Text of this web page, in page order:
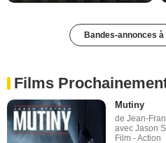
Bandes-annonces
Films
Mutiny
de Jean-
avec Jason
Film - Action